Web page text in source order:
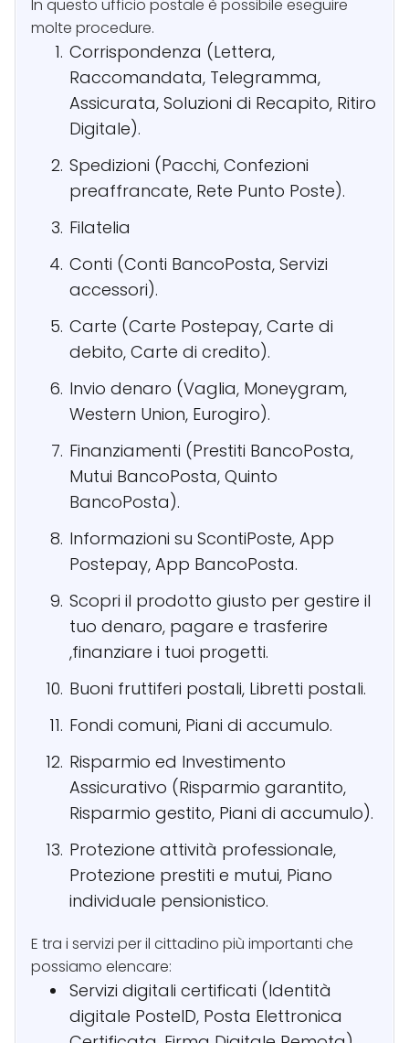
In questo ufficio postale è possibile eseguire
molte procedure.
Corrispondenza (Lettera,
Raccomandata, Telegramma,
Assicurata, Soluzioni di Recapito, Ritiro
Digitale).
Spedizioni (Pacchi, Confezioni
preaffrancate, Rete Punto Poste).
Filatelia
Conti (Conti BancoPosta, Servizi
accessori).
Carte (Carte Postepay, Carte di
debito, Carte di credito).
Invio denaro (Vaglia, Moneygram,
Western Union, Eurogiro).
Finanziamenti (Prestiti BancoPosta,
Mutui BancoPosta, Quinto
BancoPosta).
Informazioni su ScontiPoste, App
Postepay, App BancoPosta.
Scopri il prodotto giusto per gestire il
tuo denaro, pagare e trasferire
,finanziare i tuoi progetti.
Buoni fruttiferi postali, Libretti postali.
Fondi comuni, Piani di accumulo.
Risparmio ed Investimento
Assicurativo (Risparmio garantito,
Risparmio gestito, Piani di accumulo).
Protezione attività professionale,
Protezione prestiti e mutui, Piano
individuale pensionistico.
E tra i servizi per il cittadino più importanti che
possiamo elencare:
Servizi digitali certificati (Identità
digitale PosteID, Posta Elettronica